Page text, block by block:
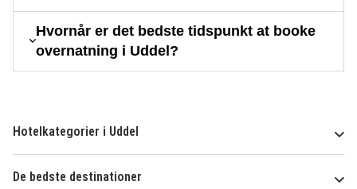
Hvornår er det bedste tidspunkt at booke
overnatning i Uddel?
Hotelkategorier i Uddel
De bedste destinationer